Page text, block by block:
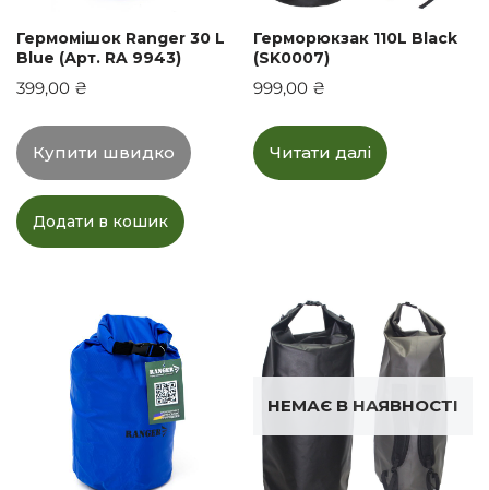
Гермомішок Ranger 30 L
Blue (Арт. RA 9943)
399,00 ₴
Купити швидко
Додати в кошик
Герморюкзак 110L Black
(SK0007)
999,00 ₴
Читати далі
НЕМАЄ В НАЯВНОСТІ